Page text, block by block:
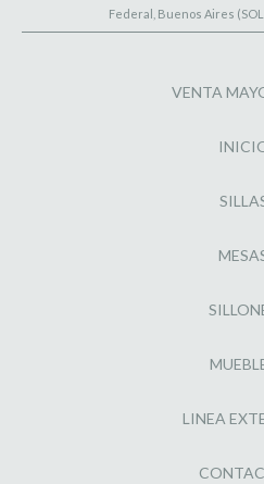
Federal, Buenos Aires
VENTA
LINEA